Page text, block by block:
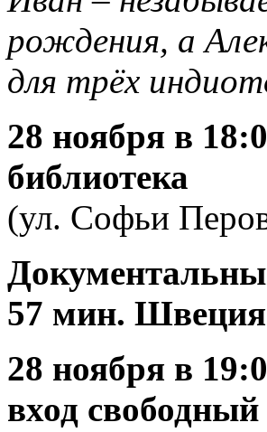
рождения, а
для трёх
28 ноября в
библиотека
(ул. Софьи
57 мин. Швеция
28 ноября в
вход свободный